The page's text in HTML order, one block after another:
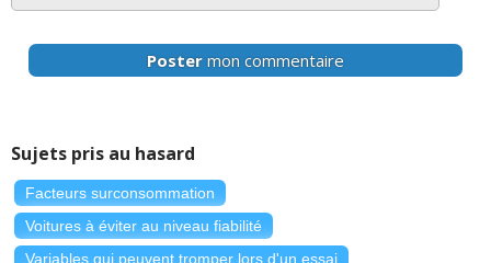
Poster mon commentaire
Sujets pris au hasard
Facteurs surconsommation
Voitures à éviter au niveau fiabilité
Variables qui peuvent tromper lors d'un essai